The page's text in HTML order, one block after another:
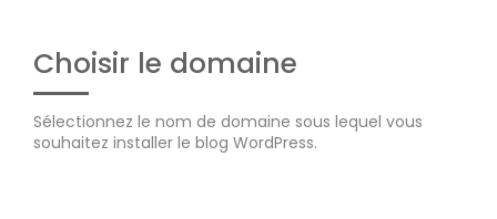
Choisir le domaine
Sélectionnez le nom de domaine sous lequel vous
souhaitez installer le blog WordPress.